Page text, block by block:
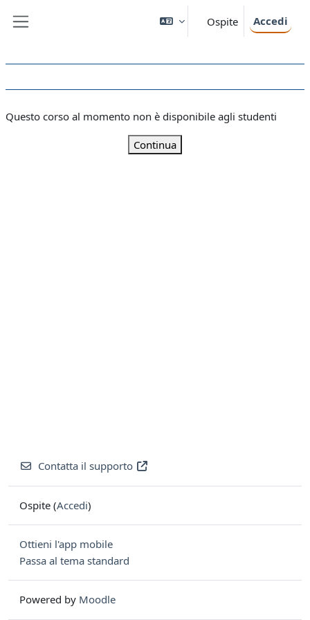
Ospite Accedi
Questo corso al momento non è disponibile agli studenti
Continua
Contatta il supporto
Ospite (Accedi)
Ottieni l'app mobile
Passa al tema standard
Powered by Moodle